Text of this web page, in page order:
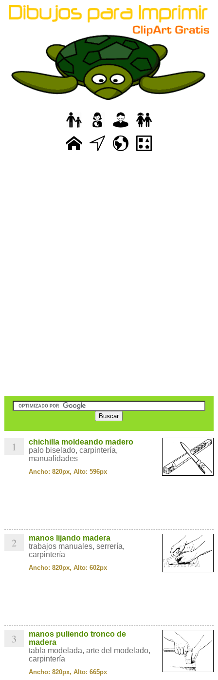
1
chichilla moldeando madero
palo biselado, carpintería,
manualidades
Ancho: 820px, Alto: 596px
2
manos lijando madera
trabajos manuales, serrería,
carpintería
Ancho: 820px, Alto: 602px
3
manos puliendo tronco de
madera
tabla modelada, arte del modelado,
carpintería
Ancho: 820px, Alto: 665px